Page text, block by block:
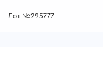
Лот №295777